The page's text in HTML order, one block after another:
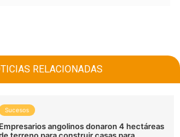
RELACIONADAS
Sucesos
Empresarios angolinos donaron 4 hectáreas